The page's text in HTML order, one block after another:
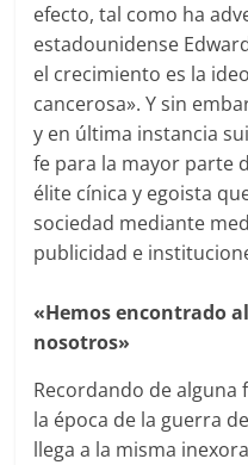
efecto, tal como ha
estadounidense
el crecimiento es la
cancerosa». Y sin
y en última instancia
fe para la mayor parte
élite cínica y egoista
sociedad mediante
publicidad e
«Hemos encontrado
nosotros»
Recordando de alguna
la época de la guerra
llega a la misma